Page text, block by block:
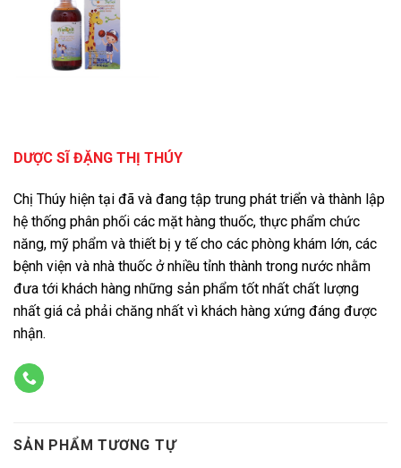
DƯỢC SĨ ĐẶNG THỊ THÚY
Chị Thúy hiện tại đã và đang tập trung phát triển và thành lập
hệ thống phân phối các mặt hàng thuốc, thực phẩm chức
năng, mỹ phẩm và thiết bị y tế cho các phòng khám lớn, các
bệnh viện và nhà thuốc ở nhiều tỉnh thành trong nước nhằm
đưa tới khách hàng những sản phẩm tốt nhất chất lượng
nhất giá cả phải chăng nhất vì khách hàng xứng đáng được
nhận.
SẢN PHẨM TƯƠNG TỰ